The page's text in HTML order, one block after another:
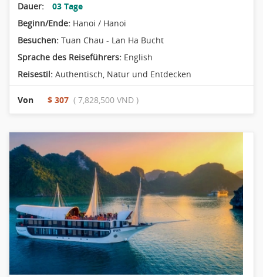
Dauer:
03 Tage
Beginn/Ende: Hanoi / Hanoi
Besuchen: Tuan Chau - Lan Ha Bucht
Sprache des Reiseführers: English
Reisestil: Authentisch, Natur und Entdecken
Von $ 307 ( 7,828,500 VND )